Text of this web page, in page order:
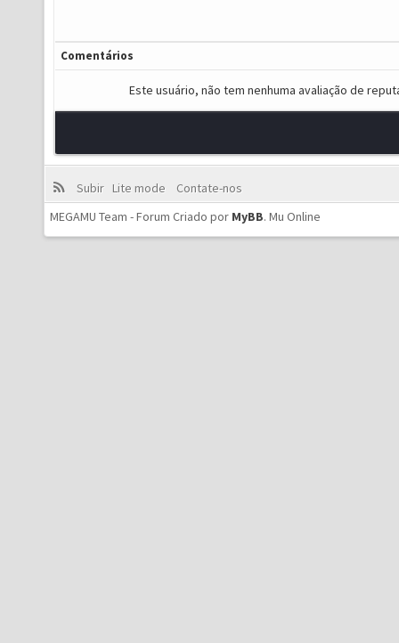
Comentários
Este usuário, não tem nenhuma avaliação de
Subir Lite mode
Contate-nos
MEGAMU Team - Forum Criado por MyBB. Mu Online